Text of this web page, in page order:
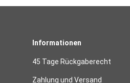
Informationen
45 Tage Rückgaberecht
Zahlung und Versand